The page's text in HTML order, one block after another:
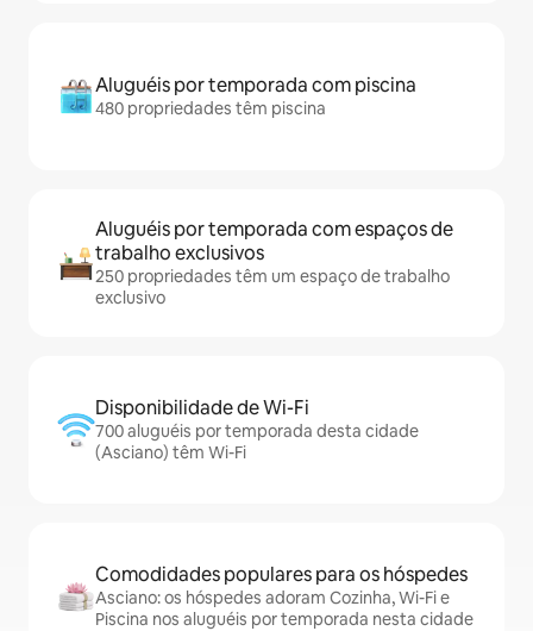
Aluguéis por temporada com piscina
480 propriedades têm piscina
Aluguéis por temporada com espaços de
trabalho exclusivos
250 propriedades têm um espaço de trabalho
exclusivo
Disponibilidade de Wi-Fi
700 aluguéis por temporada desta cidade
(Asciano) têm Wi-Fi
Comodidades populares para os hóspedes
Asciano: os hóspedes adoram Cozinha, Wi-Fi e
Piscina nos aluguéis por temporada nesta cidade